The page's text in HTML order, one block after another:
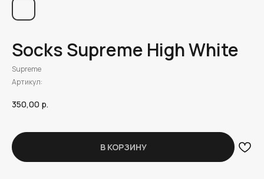
Socks Supreme High White
Supreme
Артикул:
350,00 р.
В КОРЗИНУ